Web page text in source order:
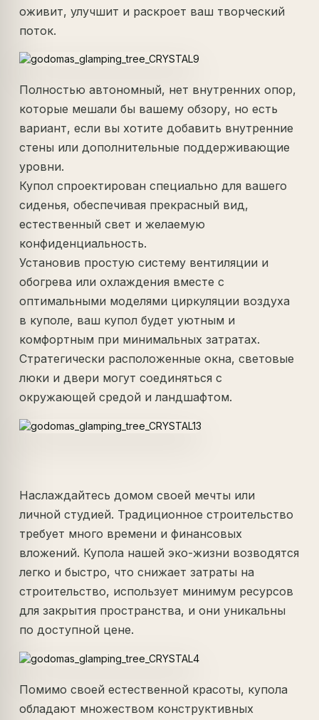
оживит, улучшит и раскроет ваш творческий
поток.
Полностью автономный, нет внутренних опор,
которые мешали бы вашему обзору, но есть
вариант, если вы хотите добавить внутренние
стены или дополнительные поддерживающие
уровни.
Купол спроектирован специально для вашего
сиденья, обеспечивая прекрасный вид,
естественный свет и желаемую
конфиденциальность.
Установив простую систему вентиляции и
обогрева или охлаждения вместе с
оптимальными моделями циркуляции воздуха
в куполе, ваш купол будет уютным и
комфортным при минимальных затратах.
Стратегически расположенные окна, световые
люки и двери могут соединяться с
окружающей средой и ландшафтом.
Наслаждайтесь домом своей мечты или
личной студией. Традиционное строительство
требует много времени и финансовых
вложений. Купола нашей эко-жизни возводятся
легко и быстро, что снижает затраты на
строительство, использует минимум ресурсов
для закрытия пространства, и они уникальны
по доступной цене.
Помимо своей естественной красоты, купола
обладают множеством конструктивных